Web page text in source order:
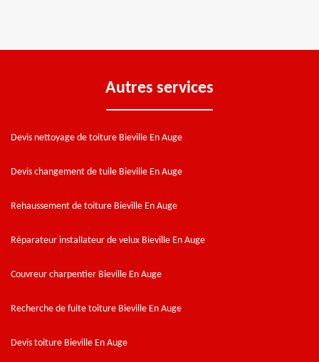
Autres services
Devis nettoyage de toiture Bieville En Auge
Devis changement de tuile Bieville En Auge
Rehaussement de toiture Bieville En Auge
Réparateur installateur de velux Bieville En Auge
Couvreur charpentier Bieville En Auge
Recherche de fuite toiture Bieville En Auge
Devis toiture Bieville En Auge